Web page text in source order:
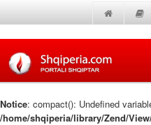
Notice: compact(): Undefined
/home/shqiperia/library/Zend/